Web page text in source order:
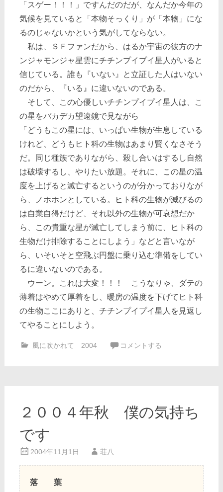
「スゲー！！！」ですんだのだが、なんだか今年の
気候を見ていると「本物そっくり」が「本物」にな
るのじゃないかという気がしてならない。
私は、ＳＦファンだから、はるか宇宙の彼方のナ
ンジャモンジャ星雲にチチンプイプイ星人がいると
信じている。誰も『いない』と立証した人はいない
のだから、『いる』に違いないのである。
そして、この心優しいチチンプイプイ星人は、こ
の星をバカデカ望遠鏡で見ながら
「どうもこの星には、いっぱい生物が生息している
けれど、どうもヒト科の生物はあまり賢くなさそう
だ。同じ種族でありながら、殺し合いはするし自然
は破壊するし、やりたい放題。それに、この星の温
度を上げると滅亡するというのが分かっておりなが
ら、ノホホンとしている。ヒト科の生物が滅びるの
は自業自得だけど、それ以外の生物が可哀想だか
ら、この貴重な星が滅亡してしまう前に、ヒト科の
生物だけ排除することにしよう」などと言いなが
ら、いそいそと空飛ぶ円盤に乗り込む準備をしてい
るに違いないのである。
ウーン。これは大変！！！ こうなりゃ、ダテの
薄着はやめて厚着をし、暖房の温度を下げてヒト科
の生物ここにありと、チチンプイプイ星人を見返し
てやることにしよう。
風に吹かれて 2004 コメントする
２００４年秋 僕の気持ち
です
2004年11月1日 荘八
落 葉